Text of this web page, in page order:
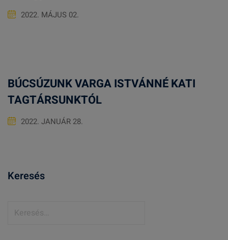
2022. MÁJUS 02.
BÚCSÚZUNK VARGA ISTVÁNNÉ KATI
TAGTÁRSUNKTÓL
2022. JANUÁR 28.
Keresés